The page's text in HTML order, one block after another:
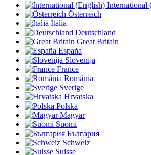
International
Österreich
Italia
Deutschland
Great Britain
España
Slovenija
France
România
Sverige
Hrvatska
Polska
Magyar
Suomi
България
Schweiz
Suisse